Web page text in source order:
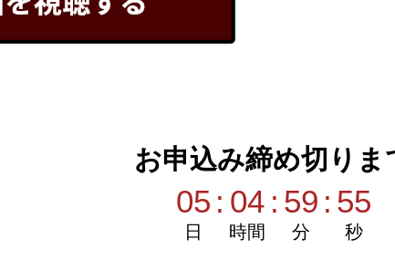
お申込み締め切りま
05
日
: 04
時間
: 59
分
: 54
秒